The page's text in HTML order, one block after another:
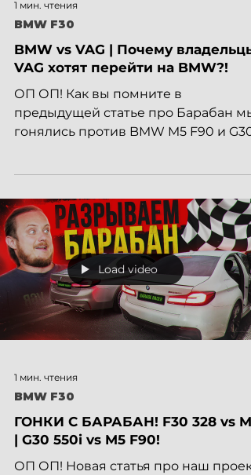
1 мин. чтения
BMW F30
BMW vs VAG | Почему владельцы
VAG хотят перейти на BMW?!
ОП ОП! Как вы помните в
гонялись против BMW M5 F90 и G30
продолжили искать...
Load video
1 мин. чтения
BMW F30
ГОНКИ С БАРАБАН! F30 328 vs M5